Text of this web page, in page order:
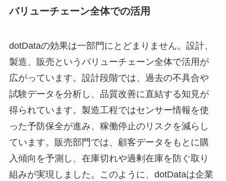
バリューチェーン全体での活用
dotDataの効果は一部門にとどまりません。設計、
製造、販売というバリューチェーン全体で活用が
広がっています。設計段階では、過去の不具合や
試験データを分析し、品質改善に直結する知見が
得られています。製造工程ではセンサー情報を使
った予防保全が進み、稼働停止のリスクを減らし
ています。販売部門では、顧客データをもとに購
入傾向を予測し、在庫切れや過剰在庫を防ぐ取り
組みが実現しました。このように、dotDataは企業